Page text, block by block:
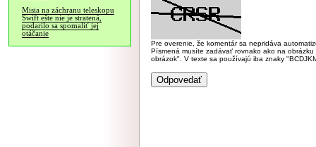
Misia na záchranu teleskopu
Swift ešte nie je stratená,
podarilo sa spomaliť jej
otáčanie
Pre overenie, že komentár sa nepridáva
Písmená musíte zadávať rovnako ako na
obrázok". V texte sa používajú iba znaky